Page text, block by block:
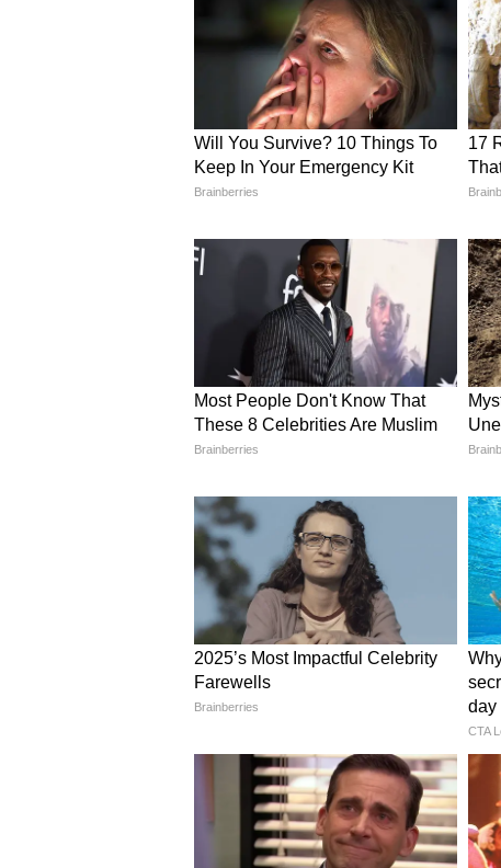
और पढ़ें -गार्डन डिजाइन के 5 DIY
तेज धूप से थोड़ी सुरक्षा दें
गुलाब को धूप पसंद होती है, लेकिन
सकती है। खासकर गमले में लगे छोटे
या ग्रीन नेट का इस्तेमाल करना अच्छा
गमले की मिट्टी ढीली रखें
गर्मियों में मिट्टी जल्दी सख्त हो
पाता। इसलिए हर 10–15 दिन में
ऑक्सीजन मिलती रहती है और ग्रोथ
धीमी हो जाए, तो महीने में एक बार
कीड़ों और फंगल प्रॉब्लम से बचाने के लिए